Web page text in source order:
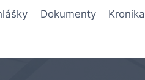
Dokumenty Kronika